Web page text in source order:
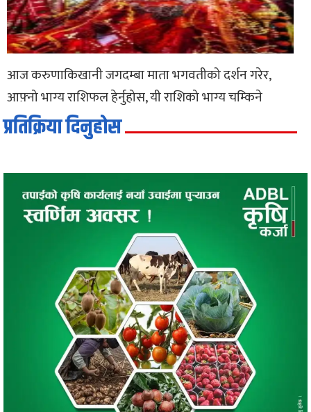
आज करुणाकिखानी जगदम्बा माता भगवतीको दर्शन गरेर,
आफ़्नो भाग्य राशिफल हेर्नुहोस, यी राशिको भाग्य चम्किने
प्रतिक्रिया दिनुहोस